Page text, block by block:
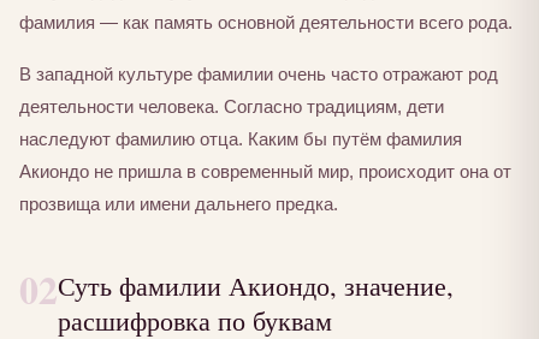
фамилия — как память основной деятельности всего рода.
В западной культуре фамилии очень часто отражают род
деятельности человека. Согласно традициям, дети
наследуют фамилию отца. Каким бы путём фамилия
Акиондо не пришла в современный мир, происходит она от
прозвища или имени дальнего предка.
02Суть фамилии Акиондо, значение,
расшифровка по буквам